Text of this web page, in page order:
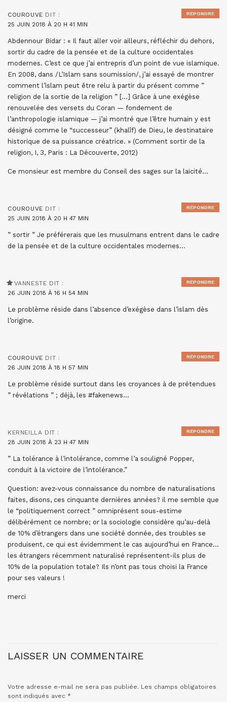
COUROUVE DIT :
25 JUIN 2018 À 20 H 41 MIN
Abdennour Bidar : « Il faut aller voir ailleurs, réfléchir du dehors,
sortir du cadre de la pensée et de la culture occidentales
modernes. C’est ce que j’ai entrepris d’un point de vue islamique.
En 2008, dans /L’Islam sans soumission/, j’ai essayé de montrer
comment l’islam peut être relu à partir du présent comme ”
religion de la sortie de la religion ” […] Grâce à une exégèse
renouvelée des versets du Coran — fondement de
l’anthropologie islamique — j’ai montré que l’être humain y est
désigné comme le “successeur” (khalîf) de Dieu, le destinataire
historique de sa puissance créatrice. » (Comment sortir de la
religion, I, 3, Paris : La Découverte, 2012)
Ce monsieur est membre du Conseil des sages sur la laïcité…
RÉPONDRE
COUROUVE DIT :
25 JUIN 2018 À 20 H 47 MIN
” sortir ” Je préférerais que les musulmans entrent dans le cadre
de la pensée et de la culture occidentales modernes…
RÉPONDRE
VANNESTE DIT :
26 JUIN 2018 À 16 H 54 MIN
Le problème réside dans l’absence d’exégèse dans l’islam dès
l’origine.
RÉPONDRE
COUROUVE DIT :
26 JUIN 2018 À 18 H 57 MIN
Le problème réside surtout dans les croyances à de prétendues
” révélations ” ; déjà, les #fakenews…
RÉPONDRE
KERNEILLA DIT :
28 JUIN 2018 À 23 H 47 MIN
” La tolérance à l’intolérance, comme l’a souligné Popper,
conduit à la victoire de l’intolérance.”
Question: avez-vous connaissance du nombre de naturalisations
faites, disons, ces cinquante dernières années? il me semble que
le “politiquement correct ” omniprésent sous-estime
délibérément ce nombre; or la sociologie considère qu’au-delà
de 10% d’étrangers dans une société donnée, des troubles se
produisent, ce qui est évidemment le cas aujourd’hui en France…
les étrangers récemment naturalisé représentent-ils plus de
10% de la population totale? Ils n’ont pas tous choisi la France
pour ses valeurs !
merci
RÉPONDRE
LAISSER UN COMMENTAIRE
Votre adresse e-mail ne sera pas publiée. Les champs obligatoires
sont indiqués avec *